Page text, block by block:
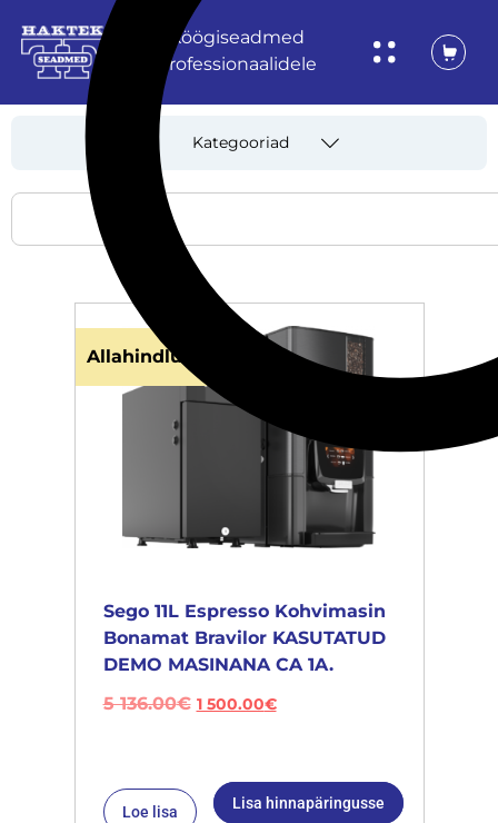
Köögiseadmed
professionaalidele
Kategooriad
Allahindlus!
Sego 11L Espresso Kohvimasin
Bonamat Bravilor KASUTATUD
DEMO MASINANA CA 1A.
5 136.00€ 1 500.00€
Loe lisa Lisa hinnapäringusse